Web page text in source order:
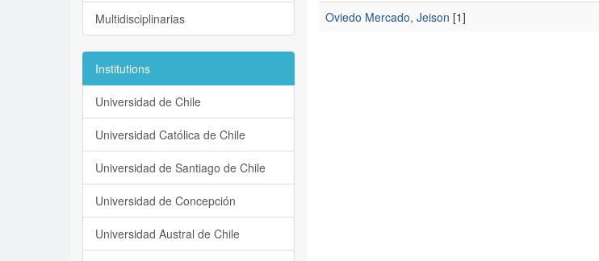
Oviedo Mercado, Jeison [1]
Multidisciplinarias
Institutions
Universidad de Chile
Universidad Católica de Chile
Universidad de Santiago de Chile
Universidad de Concepción
Universidad Austral de Chile